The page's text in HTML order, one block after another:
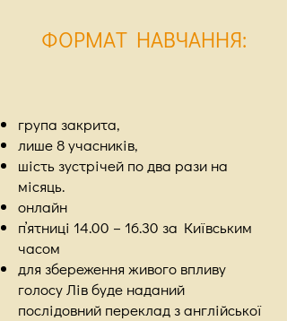
ФОРМАТ НАВЧАННЯ:
група закрита,
лише 8 учасників,
шість зустрічей по два рази на
місяць.
онлайн
пʼятниці 14.00 – 16.30 за Київським
часом
для збереження живого впливу
голосу Лів буде наданий
послідовний переклад з англійської